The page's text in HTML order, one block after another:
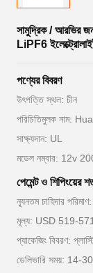
সামুদ্রিক /
LiPF6
পণ্যের বিবরণ
উৎপত্তি স্থল: চীন
পরিচিতিমুলক নাম:
সাক্ষ্যদান: UL
মডেল নম্বার: 12v
পেমেন্ট ও শিপিংয়ের
ন্যূনতম চাহিদার
মূল্য: USD 519-
প্যাকেজিং বিবরণ:
ডেলিভারি সময়: 14-30